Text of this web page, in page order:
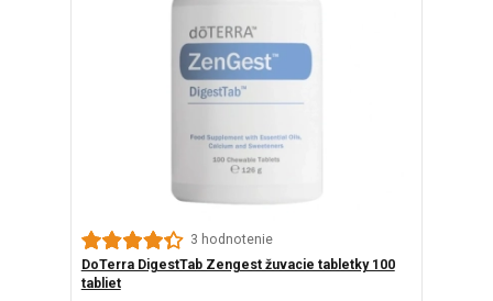
3 hodnotenie
DoTerra DigestTab Zengest žuvacie tabletky 100
tabliet